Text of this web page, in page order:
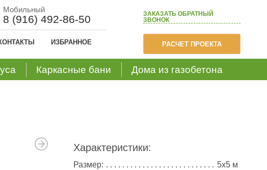
ЗАКАЗАТЬ ОБРАТНЫЙ
ЗВОНОК
РАСЧЕТ ПРОЕКТА
Мобильный
8 (916) 492-86-50
ИЗБРАННОЕ
Каркасные бани Дома из газобетона
Характеристики:
Размер:
5х5 м